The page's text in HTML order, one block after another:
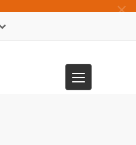
×
Toggle
navigation